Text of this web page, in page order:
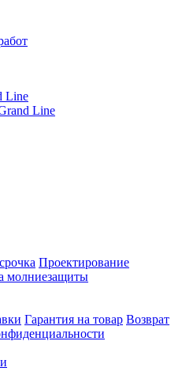
Line
Line
Проектирование
молниезащиты
Гарантия на товар Возврат